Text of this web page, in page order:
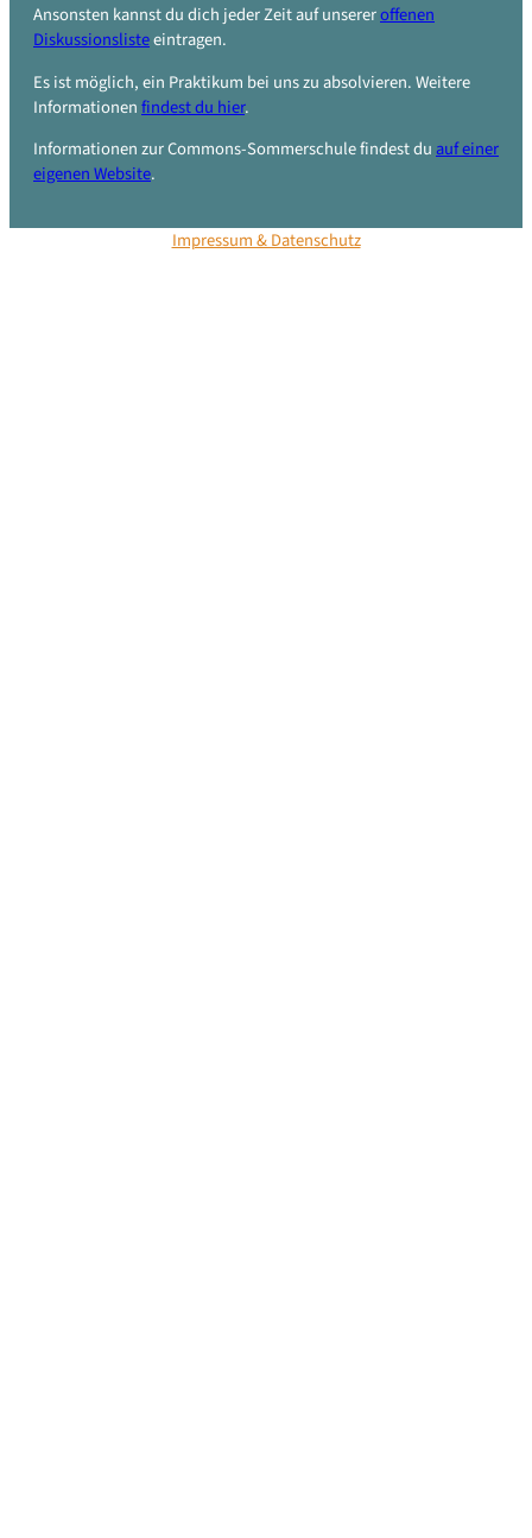
Ansonsten kannst du dich jeder Zeit auf unsereroffenen
Diskussionslisteeintragen.
Es ist möglich, ein Praktikum bei uns zu absolvieren. Weitere
Informationenfindest du hier.
Informationen zur Commons-Sommerschule findest duauf einer
eigenen Website.
Impressum & Datenschutz